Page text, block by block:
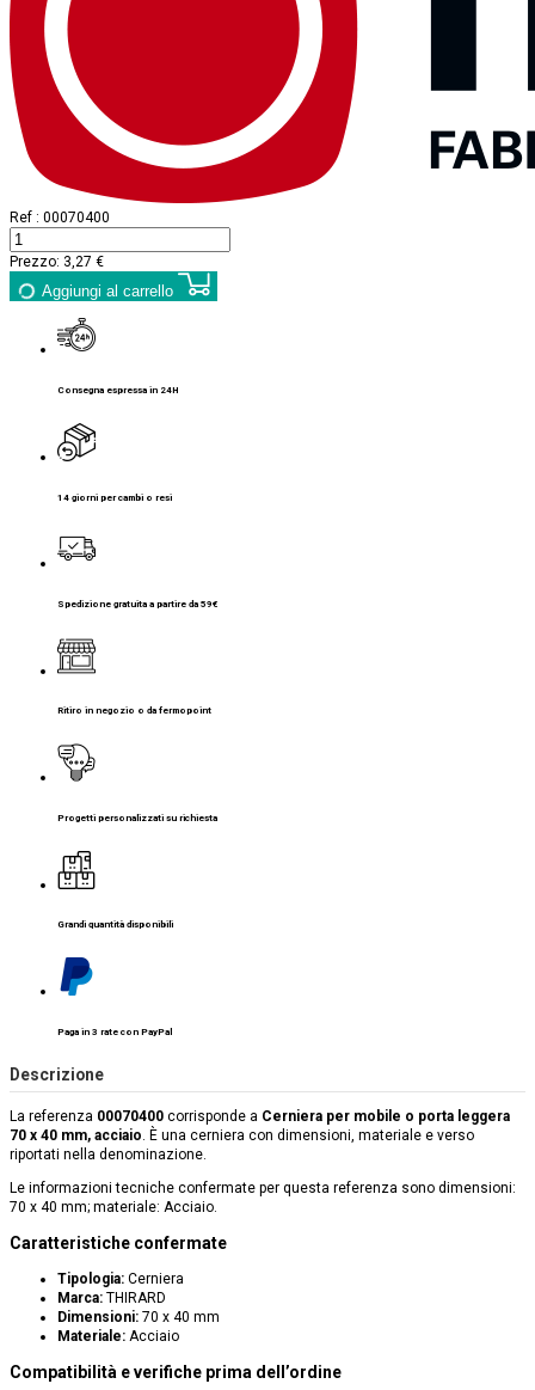
Ref : 00070400
Prezzo: 3,27 €
Aggiungi al carrello
Consegna espressa in 24H
14 giorni per cambi o resi
Spedizione gratuita a partire da 59€
Ritiro in negozio o da fermopoint
Progetti personalizzati su richiesta
Grandi quantità disponibili
Paga in 3 rate con PayPal
Descrizione
La referenza 00070400 corrisponde a Cerniera per mobile o porta leggera
70 x 40 mm, acciaio. È una cerniera con dimensioni, materiale e verso
riportati nella denominazione.
Le informazioni tecniche confermate per questa referenza sono dimensioni:
70 x 40 mm; materiale: Acciaio.
Caratteristiche confermate
Tipologia: Cerniera
Marca: THIRARD
Dimensioni: 70 x 40 mm
Materiale: Acciaio
Compatibilità e verifiche prima dell’ordine